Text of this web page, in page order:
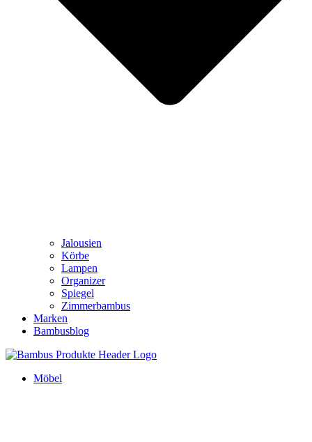
Jalousien
Körbe
Lampen
Organizer
Spiegel
Zimmerbambus
Marken
Bambusblog
Möbel